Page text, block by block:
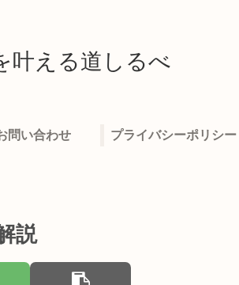
叶える道しるべ
問い合わせ プライバシーポリシー
説